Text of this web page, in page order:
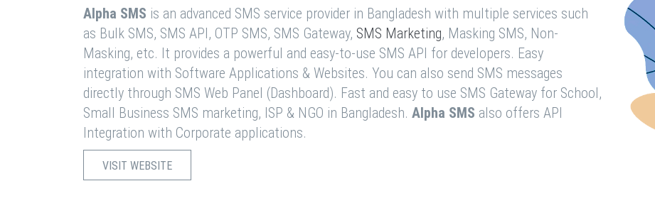
Alpha SMS is an advanced SMS service provider in Bangladesh with multiple services such
as Bulk SMS, SMS API, OTP SMS, SMS Gateway, SMS Marketing, Masking SMS, Non-
Masking, etc. It provides a powerful and easy-to-use SMS API for developers. Easy
integration with Software Applications & Websites. You can also send SMS messages
directly through SMS Web Panel (Dashboard). Fast and easy to use SMS Gateway for School,
Small Business SMS marketing, ISP & NGO in Bangladesh. Alpha SMS also offers API
Integration with Corporate applications.
VISIT WEBSITE